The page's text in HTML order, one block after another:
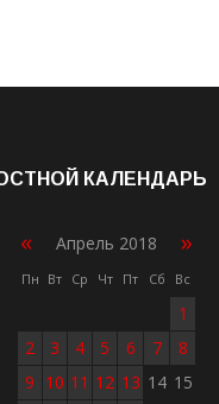
КАЛЕНДАРЬ
« Апрель 2018 »
Пн Вт Ср Чт Пт Сб Вс
1
2
3 4 5 6 7
8
9 10 11 12 13 14 15